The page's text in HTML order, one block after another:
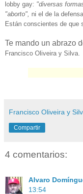
lobby gay: "diversas
"aborto", ni el de la
Están conscientes de que
Te mando un abrazo
Francisco Oliveira y Silva.
Francisco Oliveira y
Compartir
4 comentarios:
Alvaro
13:54